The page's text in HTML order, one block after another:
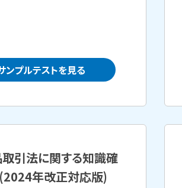
ンプルテストを見る
引法に関する知識確
年改正対応版)